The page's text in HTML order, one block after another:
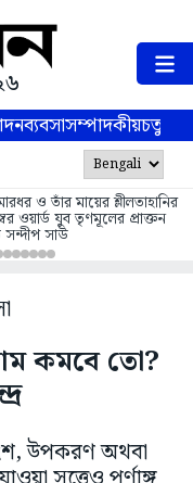
ব্যবসাসম্পাদকীয়
ও তাঁর মায়ের শ্লীলতাহানির
ওয়ার্ড যুব তৃণমূলের প্রাক্তন
সাউ
কমবে তো?
উপকরণ অথবা